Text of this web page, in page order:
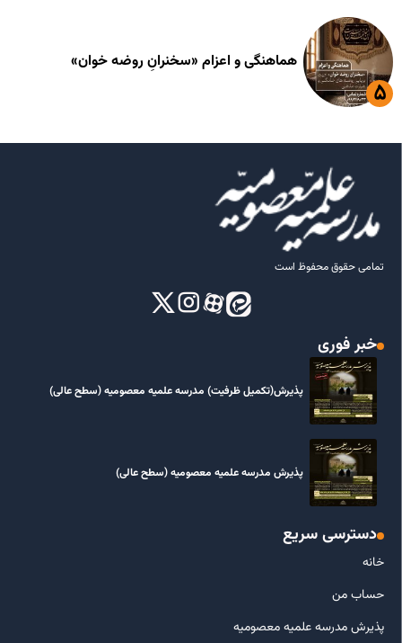
هماهنگی و اعزام «سخنرانِ روضه خوان»
تمامی حقوق محفوظ است
خبر فوری
پذیرش(تکمیل ظرفیت) مدرسه علمیه معصومیه‌ (سطح عالی)
پذیرش مدرسه علمیه معصومیه‌ (سطح عالی)
دسترسی سریع
خانه
حساب من
پذیرش مدرسه علمیه معصومیه